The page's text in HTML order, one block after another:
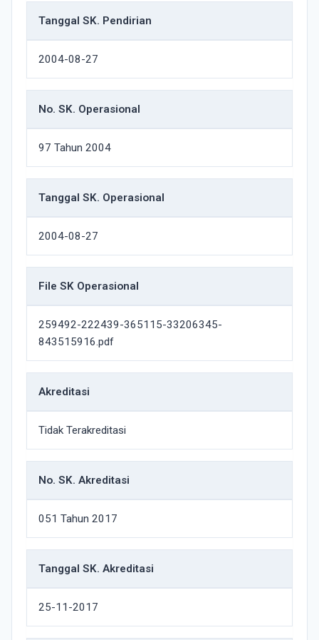
Tanggal SK. Pendirian
2004-08-27
No. SK. Operasional
97 Tahun 2004
Tanggal SK. Operasional
2004-08-27
File SK Operasional
259492-222439-365115-33206345-
843515916.pdf
Akreditasi
Tidak Terakreditasi
No. SK. Akreditasi
051 Tahun 2017
Tanggal SK. Akreditasi
25-11-2017